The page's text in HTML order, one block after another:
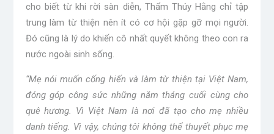
cho biết từ khi rời sàn diễn, Thẩm Thúy Hằng chỉ tập
trung làm từ thiện nên ít có cơ hội gặp gỡ mọi người.
Đó cũng là lý do khiến cô nhất quyết không theo con ra
nước ngoài sinh sống.
“Mẹ nói muốn cống hiến và làm từ thiện tại Việt Nam,
đóng góp công sức những năm tháng cuối cùng cho
quê hương. Vì Việt Nam là nơi đã tạo cho mẹ nhiều
danh tiếng. Vì vậy, chúng tôi không thể thuyết phục mẹ